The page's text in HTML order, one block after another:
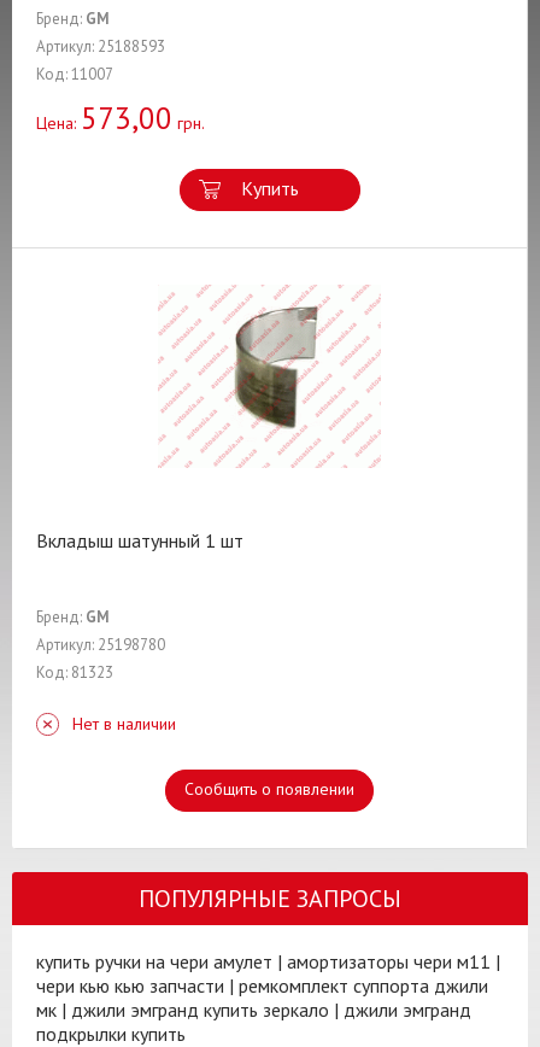
Бренд: GM
Артикул: 25188593
Код: 11007
Цена: 573,00 грн.
Купить
Вкладыш шатунный 1 шт
Бренд: GM
Артикул: 25198780
Код: 81323
Нет в наличии
Сообщить о появлении
ПОПУЛЯРНЫЕ ЗАПРОСЫ
купить ручки на чери амулет | амортизаторы чери м11 |
чери кью кью запчасти | ремкомплект суппорта джили
мк | джили эмгранд купить зеркало | джили эмгранд
подкрылки купить